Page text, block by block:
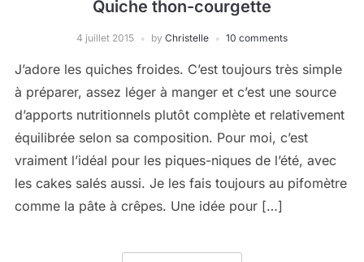
Quiche thon-courgette
4 juillet 2015 by Christelle 10 comments
J’adore les quiches froides. C’est toujours très simple
à préparer, assez léger à manger et c’est une source
d’apports nutritionnels plutôt complète et relativement
équilibrée selon sa composition. Pour moi, c’est
vraiment l’idéal pour les piques-niques de l’été, avec
les cakes salés aussi. Je les fais toujours au pifomètre
comme la pâte à crêpes. Une idée pour […]